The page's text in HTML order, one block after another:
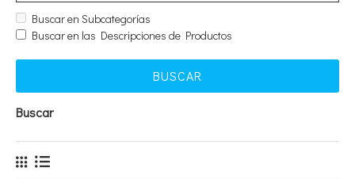
Buscar en Subcategorías
Buscar en las Descripciones de Productos
BUSCAR
Buscar